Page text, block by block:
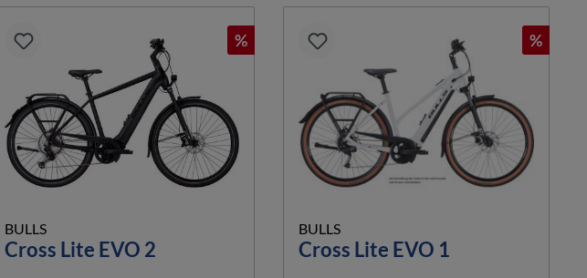
%
BULLS
Cross Lite EVO 2
%
BULLS
Cross Lite EVO 1